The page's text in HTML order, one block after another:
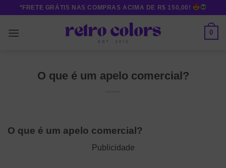
content
*FRETE GRÁTIS NAS COMPRAS ACIMA DE R$ 150,00!
0
O que é um apelo comercial?
O que é um apelo comercial?
Publicidade